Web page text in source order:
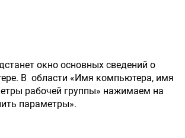
окно основных сведений о
В области «Имя компьютера, имя
рабочей группы» нажимаем на
параметры».